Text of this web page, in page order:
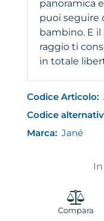
panoramica
puoi seguire
bambino. E
raggio ti
in totale
Codice Articolo:
Codice
Marca: Jané
Compara